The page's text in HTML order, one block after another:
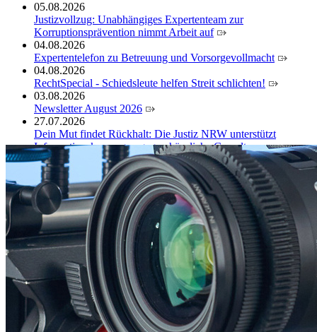
05.08.2026
Justizvollzug: Unabhängiges Expertenteam zur
Korruptionsprävention nimmt Arbeit auf
04.08.2026
Expertentelefon zu Betreuung und Vorsorgevollmacht
04.08.2026
RechtSpecial - Schiedsleute helfen Streit schlichten!
03.08.2026
Newsletter August 2026
27.07.2026
Dein Mut findet Rückhalt: Die Justiz NRW unterstützt
Informationskampagne gegen häusliche Gewalt
10.07.2026
Anerkennung für innovative Suizidpräventionsarbeit: JVA
Köln ausgezeichnet
14.07.2026
Justiz der Zukunft gemeinsam gestalten: Minister Limbach
zieht positive Bilanz des Projekts Zukunftswerkstatt Justiz
Nordrhein-Westfalen
01.07.2026
Newsletter Juli 2026
30.06.2026
288 Anwärterinnen und Anwärter des Jahrgangs 2024/2026
der Justizvollzugsschule NRW geehrt
30.06.2026
RechtSpecial - Schiedsleute helfen Streit schlichten!